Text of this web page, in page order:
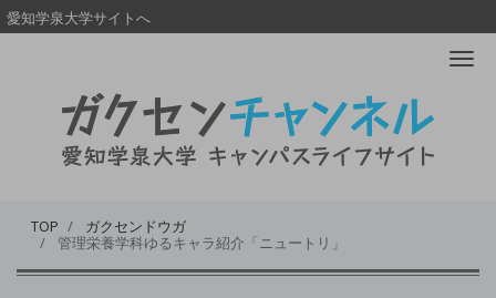
愛知学泉大学サイトへ
TOP
ガクセンドウガ
管理栄養学科ゆるキャラ紹介「ニュートリ」